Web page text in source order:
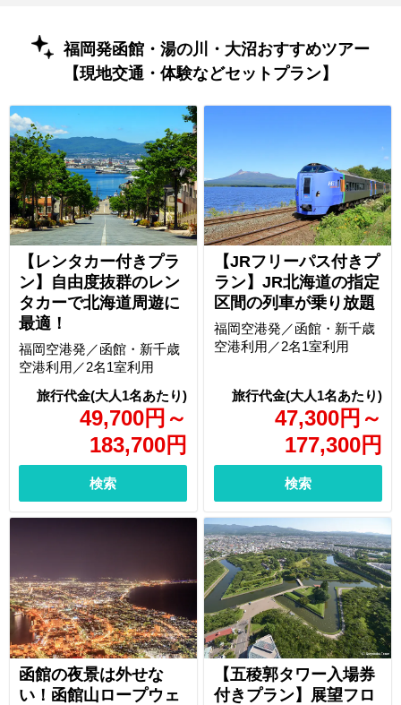
福岡発函館・湯の川・大沼おすすめツアー
【現地交通・体験などセットプラン】
【レンタカー付きプラ
ン】自由度抜群のレン
タカーで北海道周遊に
最適！
49,700円 ～
183,700円
福岡空港発／函館・新千歳
空港利用／2名1室利用
検索
【JRフリーパス付きプ
ラン】JR北海道の指定
区間の列車が乗り放題
47,300円 ～
177,300円
福岡空港発／函館・新千歳
空港利用／2名1室利用
検索
函館の夜景は外せな
い！函館山ロープウェ
【五稜郭タワー入場券
付きプラン】展望フロ